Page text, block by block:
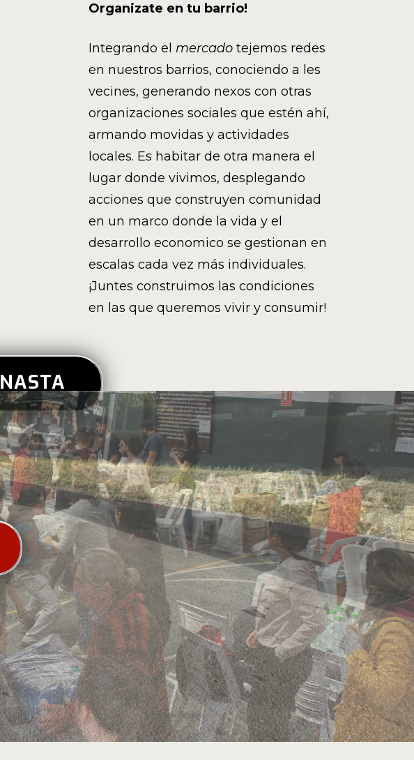
Organizate en tu barrio!
Integrando el mercado tejemos redes
en nuestros barrios, conociendo a les
vecines, generando nexos con otras
organizaciones sociales que estén ahí,
armando movidas y actividades
locales. Es habitar de otra manera el
lugar donde vivimos, desplegando
acciones que construyen comunidad
en un marco donde la vida y el
desarrollo economico se gestionan en
escalas cada vez más individuales.
¡Juntes construimos las condiciones
en las que queremos vivir y consumir!